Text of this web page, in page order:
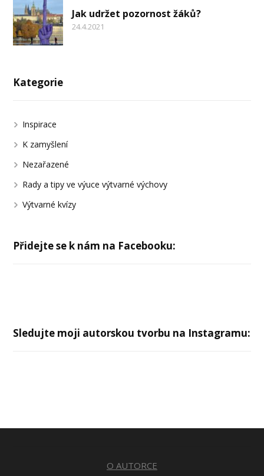
Jak udržet pozornost žáků?
24.4.2021
Kategorie
Inspirace
K zamyšlení
Nezařazené
Rady a tipy ve výuce výtvarné výchovy
Výtvarné kvízy
Přidejte se k nám na Facebooku:
Sledujte moji autorskou tvorbu na Instagramu:
O AUTORCE